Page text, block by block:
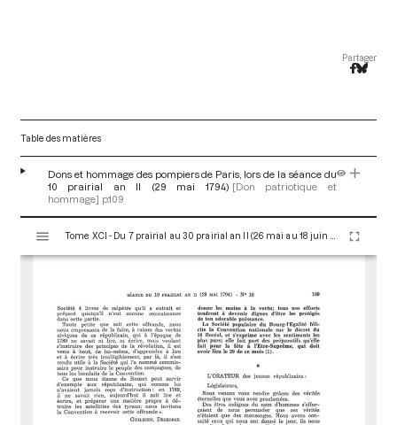
Partager
Table des matières
Dons et hommage des pompiers de Paris, lors de la séance du
10 prairial an II (29 mai 1794) [Don patriotique et
hommage] p.109
s